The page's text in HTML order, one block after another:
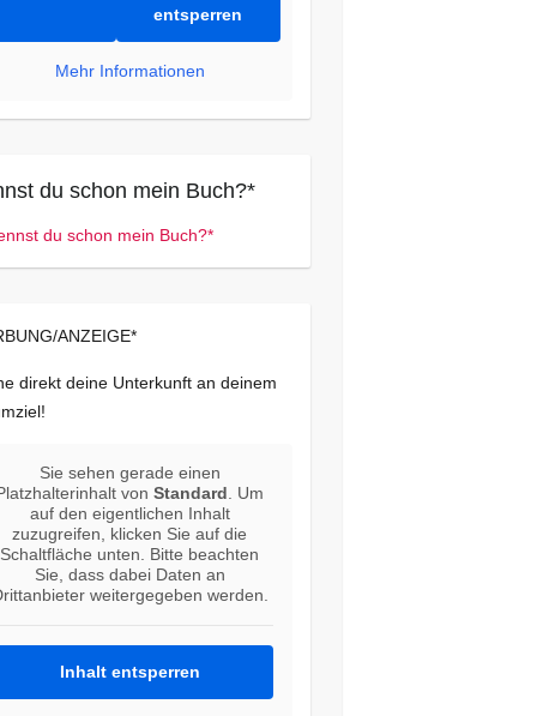
entsperren
Mehr Informationen
du schon mein Buch?*
ANZEIGE*
direkt deine Unterkunft an deinem
Sie sehen gerade einen
vonStandard . Um
auf den eigentlichen Inhalt
zuzugreifen, klicken Sie auf die
Schaltfläche unten. Bitte beachten
Sie, dass dabei Daten an
weitergegeben werden.
Inhalt entsperren